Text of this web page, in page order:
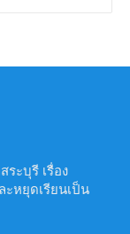
ระบุรี เรื่อง
ะหยุดเรียนเป็น